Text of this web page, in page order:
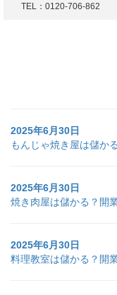
TEL：0120-706-862
2025年6月30日
もんじゃ焼き屋は儲か
2025年6月30日
焼き肉屋は儲かる？開
2025年6月30日
料理教室は儲かる？開